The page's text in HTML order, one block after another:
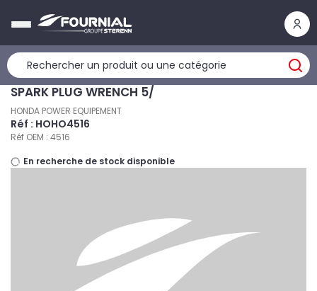
SPARK PLUG WRENCH 5/
HONDA POWER EQUIPEMENT
Réf : HOHO4516
Réf OEM : 4516
En recherche de stock disponible